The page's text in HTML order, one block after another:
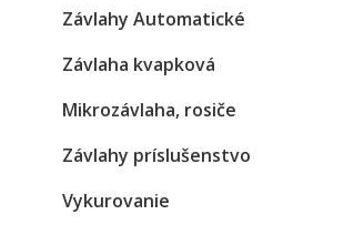
Závlahy Automatické
Závlaha kvapková
Mikrozávlaha, rosiče
Závlahy príslušenstvo
Vykurovanie